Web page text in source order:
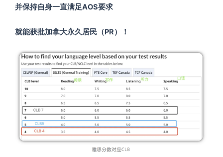
并保持自身一直满足AOS要求
就能获批加拿大永久居民（PR）！